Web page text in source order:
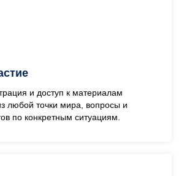
и доступ к материалам
любой точки мира, вопросы и
по конкретным ситуациям.